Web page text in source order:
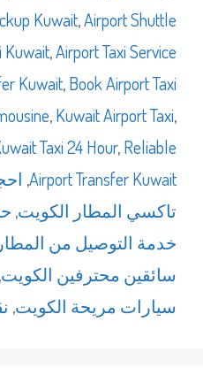
Kuwait,Airport Shuttle
Kuwait,Airport Taxi Service
Kuwait,Book Airport Taxi
,Kuwait Airport Taxi,
Taxi 24 Hour,Reliable
Airport Transfer Kuwait
,
تاكسي المطار الكويت,
خدمة التوصيل من المطار
سائقين محترفين الكويت,
سيارات مريحة الكويت,